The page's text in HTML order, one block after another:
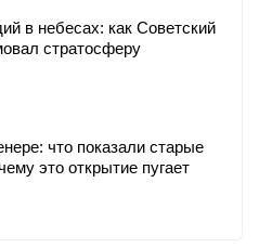
в небесах: как Советский
стратосферу
что показали старые
это открытие пугает